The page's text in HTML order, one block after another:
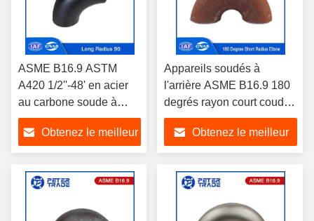
ASME B16.9 ASTM
A420 1/2''-48' en acier
au carbone soude à
bout 90 degrés rayon
long du coude
Obtenez le meilleur
Appareils soudés à
l'arrière ASME B16.9 180
degrés rayon court coudes
de 1' à 24' SCH5 SCH10
SCH20Obtenez le meilleur